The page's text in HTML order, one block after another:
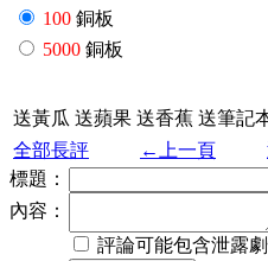
100 銅板
5000 銅板
送黃瓜 送蘋果 送香蕉 送筆記
全部長評
←上一頁
標題：
內容：
評論可能包含泄露